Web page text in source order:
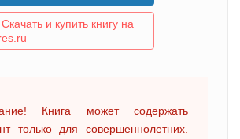
Скачать и купить книгу на
Книга может содержать
только для совершеннолетних.